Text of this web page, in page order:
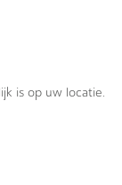
is op uw locatie.